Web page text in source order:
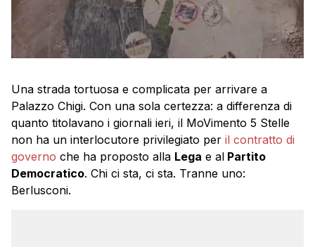
Una strada tortuosa e complicata per arrivare a
Palazzo Chigi. Con una sola certezza: a differenza di
quanto titolavano i giornali ieri, il MoVimento 5 Stelle
non ha un interlocutore privilegiato per il contratto di
governo che ha proposto alla Lega e al Partito
Democratico. Chi ci sta, ci sta. Tranne uno:
Berlusconi.